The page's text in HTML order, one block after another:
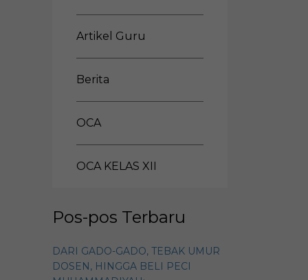
Artikel Guru
Berita
OCA
OCA KELAS XII
Pos-pos Terbaru
DARI GADO-GADO, TEBAK UMUR
DOSEN, HINGGA BELI PECI